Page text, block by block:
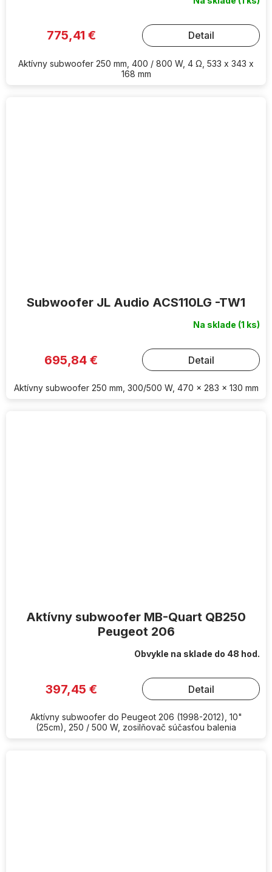
775,41 € Detail
Aktívny subwoofer 250 mm, 400 / 800 W, 4 Ω, 533 x 343 x
168 mm
Subwoofer JL Audio ACS110LG -TW1
Na sklade (1 ks)
695,84 € Detail
Aktívny subwoofer 250 mm, 300/500 W, 470 x 283 x 130 mm
Aktívny subwoofer MB-Quart QB250
Peugeot 206
Obvykle na sklade do 48 hod.
397,45 € Detail
Aktívny subwoofer do Peugeot 206 (1998-2012), 10"
(25cm), 250 / 500 W, zosilňovač súčasťou balenia